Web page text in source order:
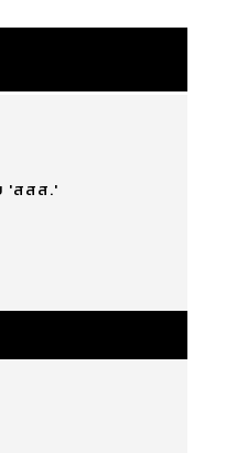
'สสส.'